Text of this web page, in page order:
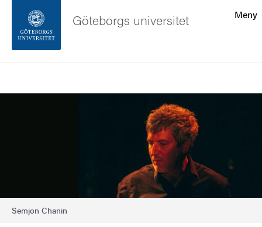
Sidfoten
Meny
Göteborgs universitet
Bild
Semjon Chanin